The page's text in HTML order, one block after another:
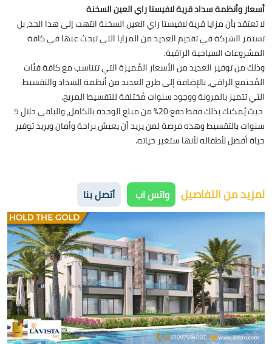
أسعار وأنظمة سداد قرية لافيستا راي العين السخنة
لا تعتقد بأن مزايا قرية لافيستا راي العين السخنة انتهت إلى هذا الحد، بل
تستمر الشركة في تقديم العديد من المزايا التي تبحث عنها في كافة
المشروعات السياحية الراقية.
وذلك من توفير العديد من الأسعار المُميزة التي تتناسب مع كافة فئات
المُجتمع الراقي، بالإضافة إلى طرح العديد من أنظمة السداد والتقسيط
التي تتميز بالمرونة ووجود سنوات مُختلفة للتقسيط المريح.
حيث يُمكنك بذلك فقط دفع 20٪ من مبلغ الوحدة بالكامل، والباقي خلال 5
سنوات بالتقسيط وهذه فرصة لمن يريد أن يعيش براحة وأمان ويريد توفير
حياة أفضل لأطفاله لأنها ستغير حياته.
لمزيد من التفاصيل واتس اب أتصل بنا